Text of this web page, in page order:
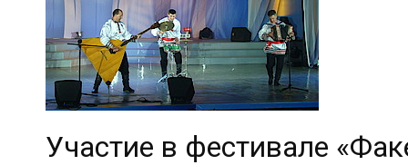
Участие в фестивале